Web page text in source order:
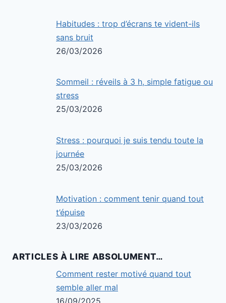
Habitudes : trop d’écrans te vident-ils
sans bruit
26/03/2026
Sommeil : réveils à 3 h, simple fatigue ou
stress
25/03/2026
Stress : pourquoi je suis tendu toute la
journée
25/03/2026
Motivation : comment tenir quand tout
t’épuise
23/03/2026
ARTICLES À LIRE ABSOLUMENT…
Comment rester motivé quand tout
semble aller mal